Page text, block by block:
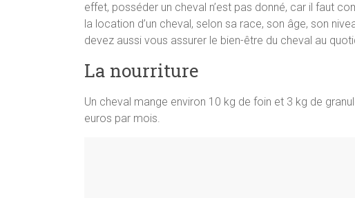
effet, posséder un cheval n’est pas donné, car il faut
la location d’un cheval, selon sa race, son âge, son
devez aussi vous assurer le bien-être du cheval au
La nourriture
Un cheval mange environ 10 kg de foin et 3 kg de
euros par mois.